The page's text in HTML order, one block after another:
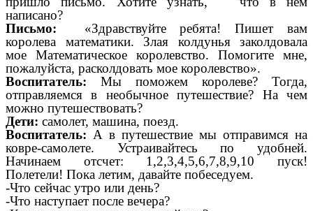
написано?
Письмо:
«Здравствуйте ребята! Пишет вам
королева математики. Злая колдунья заколдовала
мое Математическое королевство. Помогите мне,
пожалуйста, расколдовать мое королевство».
Воспитатель: Мы поможем королеве? Тогда,
отправляемся в необычное путешествие? На чем
можно путешествовать?
Дети: самолет, машина, поезд.
Воспитатель: А в путешествие мы отправимся на
ковре-самолете. Устраивайтесь по удобней.
Начинаем отсчет: 1,2,3,4,5,6,7,8,9,10 пуск!
Полетели! Пока летим, давайте побеседуем.
-Что сейчас утро или день?
-Что наступает после вечера?